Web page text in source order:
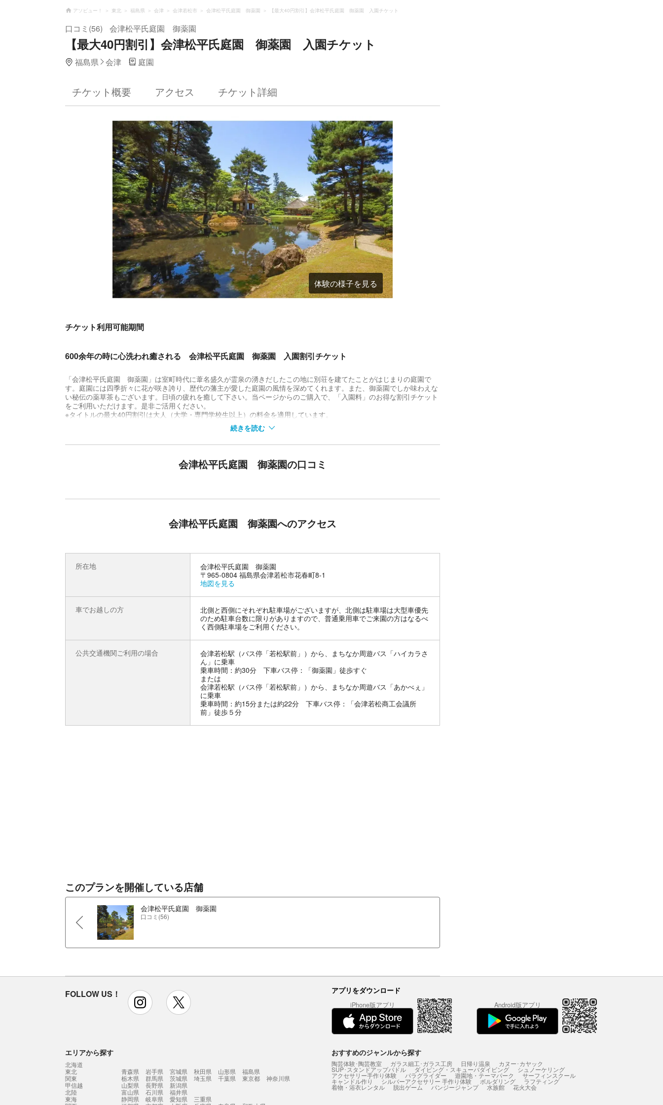
アソビュー！ 東北 福島県 会津 会津若松市 会津松平氏庭園 御薬園 【最大40円割引】会津松平氏庭園 御薬園 入園チケット
口コミ(56) 会津松平氏庭園 御薬園
【最大40円割引】会津松平氏庭園 御薬園 入園チケット
福島県 会津 庭園
チケット概要 アクセス チケット詳細
体験の様子を見る
チケット利用可能期間
600余年の時に心洗われ癒される 会津松平氏庭園 御薬園 入園割引チケット
「会津松平氏庭園 御薬園」は室町時代に葦名盛久が霊泉の湧きだしたこの地に別荘を建てたことがはじまりの庭園で
す。庭園には四季折々に花が咲き誇り、歴代の藩主が愛した庭園の風情を深めてくれます。また、御薬園でしか味わえな
い秘伝の薬草茶もございます。日頃の疲れを癒して下さい。当ページからのご購入で、「入園料」のお得な割引チケット
をご利用いただけます。是非ご活用ください。
※タイトルの最大40円割引は大人（大学・専門学校生以上）の料金を適用しています。
※園内設備点検及び修繕のため臨時休園する場合があります。
室町時代から続く歴史。自然の香る御薬園でのひととき
開かせました。その歴史は古く、約600年前に遡ります。室町時代、会津守護職の葦名盛久によってこの地に別荘が建て
使用する薬草の研究のために薬草園が設けられました。園内では、今でも約300種類の薬木薬草が大切に受け継がれ守ら
れています。時代の流れや四季のうつろいと共に安らぎと癒しのひとときをお過ごしください。
続きを読む
会津松平氏庭園 御薬園の口コミ
会津松平氏庭園 御薬園へのアクセス
所在地
会津松平氏庭園 御薬園
〒965-0804 福島県会津若松市花春町8-1
地図を見る
車でお越しの方
北側と西側にそれぞれ駐車場がございますが、北側は駐車場は大型車優先
のため駐車台数に限りがありますので、普通乗用車でご来園の方はなるべ
く西側駐車場をご利用ください。
公共交通機関ご利用の場合
会津若松駅（バス停「若松駅前」）から、まちなか周遊バス「ハイカラさ
ん」に乗車
乗車時間：約30分 下車バス停：「御薬園」徒歩すぐ
または
会津若松駅（バス停「若松駅前」）から、まちなか周遊バス「あかべぇ」
に乗車
乗車時間：約15分または約22分 下車バス停：「会津若松商工会議所
前」徒歩５分
このプランを開催している店舗
会津松平氏庭園 御薬園
口コミ(56)
FOLLOW US！ instagram アプリをダウンロード
iPhone版アプリ Android版アプリ
エリアから探す
北海道
東北
青森県 岩手県 宮城県 秋田県 山形県
福島県
関東
栃木県 群馬県 茨城県 埼玉県 千葉県 東京都
神奈川県
甲信越
山梨県 長野県
新潟県
北陸
富山県 石川県
福井県
東海
静岡県 岐阜県 愛知県
三重県
おすすめのジャンルから探す
陶芸体験･陶芸教室 ガラス細工･ガラス工房 日帰り温泉 カヌー･カヤック
SUP･スタンドアップパドル ダイビング・スキューバダイビング シュノーケリング
アクセサリー手作り体験 パラグライダー 遊園地・テーマパーク サーフィンスクール
キャンドル作り シルバーアクセサリー 手作り体験 ボルダリング ラフティング
着物・浴衣レンタル 脱出ゲーム バンジージャンプ 水族館 花火大会